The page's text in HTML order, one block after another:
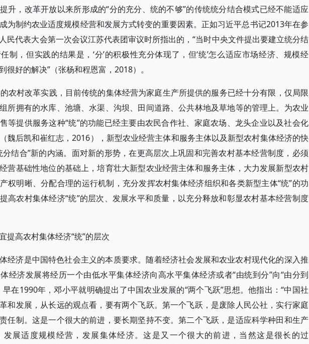
升，改革开放以来所形成的“分的充分、统的不够”的传统统分结合模式已经不能适应
为制约农业适度规模经营和发展方式转变的重要因素。正如习近平总书记2013年在参
民代表大会第一次会议江苏代表团审议时所指出的，“当时中央文件提出要建立统分结
制，但实践的结果是，‘分’的积极性充分体现了，但‘统’怎么适应市场经济、规模经
很好的解决”（张杨和程恩富，2018）。
农村改革实践，目前传统的集体经营为家庭生产所提供的服务已经十分有限，仅局限
所拥有的水库、池塘、水渠、沟坝、田间道路、公共林地及草地等的管理上。为农业
等提供服务这种“统”的功能已经主要由农民合作社、家庭农场、龙头企业以及社会化
魏后凯和崔红志，2016），新型农业经营主体和服务主体以及新型农村集体经济的快
分结合”新的内涵。面对新的形势，在更高层次上巩固和完善农村基本经营制度，必须
营基础性地位的基础上，培育壮大新型农业经营主体和服务主体，大力发展新型农村
权明晰、分配合理的运行机制，充分发挥农村集体经济组织和各类新型主体“统”的功
高农村集体经济“统”的层次、发展水平和质量，以充分释放和彰显农村基本经营制度
提高农村集体经济“统”的层次
经济是中国特色社会主义的本质要求。随着经济社会发展和农业农村现代化的深入推
经济发展将经历一个由低水平集体经济向高水平集体经济或者“由统到分”向“由分到
早在1990年，邓小平就明确提出了中国农业发展的“两个飞跃”思想。他指出：“中国社
和发展，从长远的观点看，要有两个飞跃。第一个飞跃，是废除人民公社，实行家庭
任制。这是一个很大的前进，要长期坚持不变。第二个飞跃，是适应科学种田和生产
发展适度规模经营，发展集体经济。这是又一个很大的前进，当然这是很长的过